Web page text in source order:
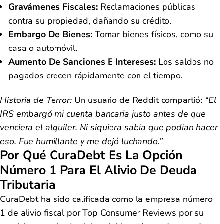
Gravámenes Fiscales: Reclamaciones públicas
contra su propiedad, dañando su crédito.
Embargo De Bienes: Tomar bienes físicos, como su
casa o automóvil.
Aumento De Sanciones E Intereses: Los saldos no
pagados crecen rápidamente con el tiempo.
Historia de Terror: Un usuario de Reddit compartió: “El
IRS embargó mi cuenta bancaria justo antes de que
venciera el alquiler. Ni siquiera sabía que podían hacer
eso. Fue humillante y me dejó luchando.”
Por Qué CuraDebt Es La Opción
Número 1 Para El Alivio De Deuda
Tributaria
CuraDebt ha sido calificada como la empresa número
1 de alivio fiscal por Top Consumer Reviews por su